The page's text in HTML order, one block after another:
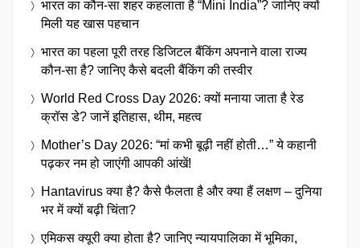
भारत का कौन-सा शहर कहलाता है “Mini India”? जानिए क्यों
मिली यह खास पहचान
भारत का पहला पूरी तरह डिजिटल बैंकिंग अपनाने वाला राज्य
कौन-सा है? जानिए कैसे बदली बैंकिंग की तस्वीर
World Red Cross Day 2026: क्यों मनाया जाता है रेड
क्रॉस डे? जानें इतिहास, थीम, महत्व
Mother’s Day 2026: “मां कभी बूढ़ी नहीं होती…” ये कहानी
पढ़कर नम हो जाएंगी आपकी आंखें!
Hantavirus क्या है? कैसे फैलता है और क्या हैं लक्षण – दुनिया
भर में क्यों बढ़ी चिंता?
एमिकस क्यूरी क्या होता है? जानिए न्यायपालिका में भूमिका,